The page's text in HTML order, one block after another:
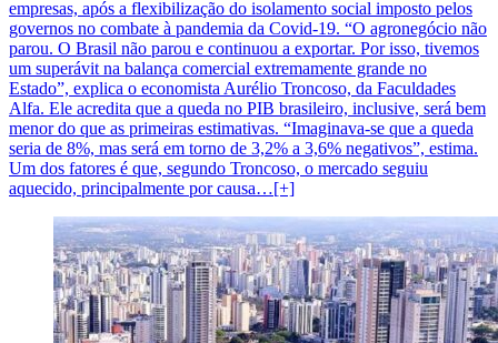
empresas, após a flexibilização do isolamento social imposto pelos
governos no combate à pandemia da Covid-19. “O agronegócio não
parou. O Brasil não parou e continuou a exportar. Por isso, tivemos
um superávit na balança comercial extremamente grande no
Estado”, explica o economista Aurélio Troncoso, da Faculdades
Alfa. Ele acredita que a queda no PIB brasileiro, inclusive, será bem
menor do que as primeiras estimativas. “Imaginava-se que a queda
seria de 8%, mas será em torno de 3,2% a 3,6% negativos”, estima.
Um dos fatores é que, segundo Troncoso, o mercado seguiu
aquecido, principalmente por causa…[+]